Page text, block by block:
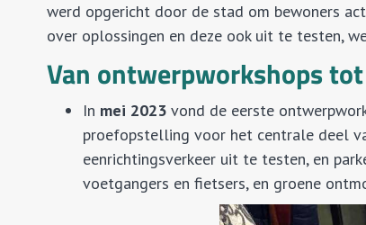
werd opgericht door de stad om bewoners
over oplossingen en deze ook uit te testen,
Van ontwerpworkshops
In mei 2023 vond de eerste
proefopstelling voor het centrale deel
eenrichtingsverkeer uit te testen, en
voetgangers en fietsers, en groene